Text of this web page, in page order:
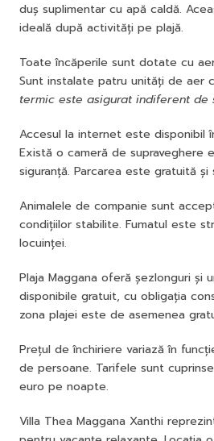
duș suplimentar cu apă caldă.
ideală după activități pe plajă.
Toate încăperile sunt dotate cu
Sunt instalate patru unități de aer
termic este asigurat indiferent de
Accesul la internet este disponibil
Există o cameră de supraveghere
siguranță. Parcarea este gratuită
Animalele de companie sunt
condițiilor stabilite. Fumatul este
locuinței.
Plaja Maggana oferă șezlonguri și
disponibile gratuit, cu obligația
zona plajei este de asemenea
Prețul de închiriere variază în
de persoane. Tarifele sunt
euro pe noapte.
Villa Thea Maggana Xanthi